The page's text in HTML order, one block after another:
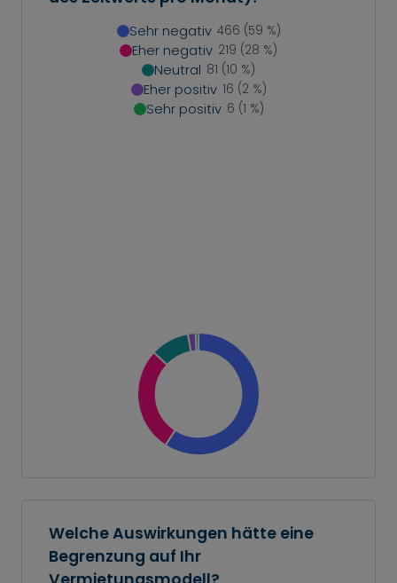
Sehr negativ 466 (59 %)
Eher negativ 219 (28 %)
Neutral 81 (10 %)
Eher positiv 16 (2 %)
Sehr positiv 6 (1 %)
Welche Auswirkungen hätte eine
Begrenzung auf Ihr